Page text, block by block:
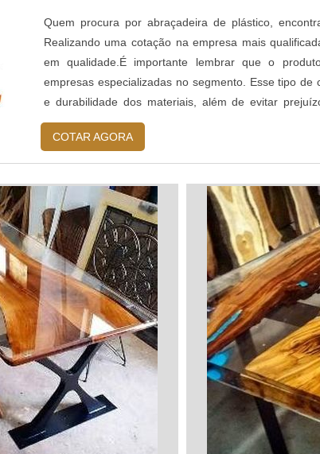
Quem procura por abraçadeira de plástico,
Realizando uma cotação na empresa mais
em qualidade.É importante lembrar que o
empresas especializadas no segmento. Esse tipo
e durabilidade dos materiais, além de evitar
peças defeituosas. ...
COTAR AGORA